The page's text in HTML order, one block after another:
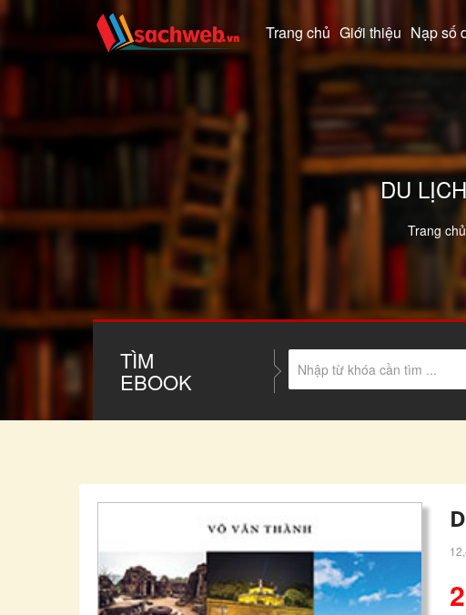
Trang chủ Giới thiệu Nạp số
DU
Trang chủ
TÌM
EBOOK